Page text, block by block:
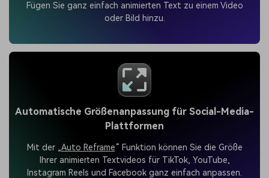
Fügen Sie ganz einfach animierten Text zu einem Video
oder Bild hinzu.
Automatische Größenanpassung für Social-Media-
Plattformen
Mit der „ Auto Reframe“ Funktion können Sie die Größe
Ihrer animierten Textvideos für TikTok, YouTube,
Instagram Reels und Facebook ganz einfach anpassen.